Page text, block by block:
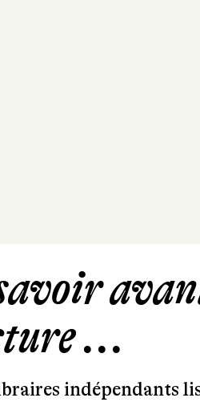
...
indépendants